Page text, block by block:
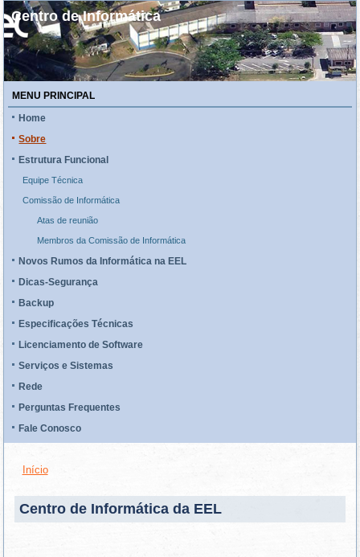
Centro de Informática
MENU PRINCIPAL
Home
Sobre
Estrutura Funcional
Equipe Técnica
Comissão de Informática
Atas de reunião
Membros da Comissão de Informática
Novos Rumos da Informática na EEL
Dicas-Segurança
Backup
Especificações Técnicas
Licenciamento de Software
Serviços e Sistemas
Rede
Perguntas Frequentes
Fale Conosco
VOCÊ ESTÁ AQUI
Início
Centro de Informática da EEL